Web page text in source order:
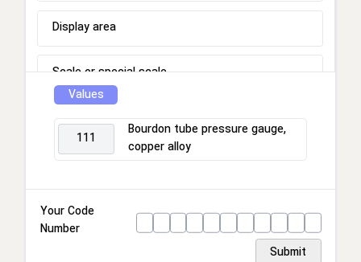
Display area
Scale or special scale
Process connection
Connection location
Housing
Values
111
Bourdon tube pressure gauge,
copper alloy
Your Code
Number
Submit